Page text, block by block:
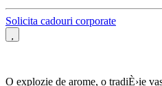
Solicita cadouri corporate
O explozie de arome, o tradiÈ›ie